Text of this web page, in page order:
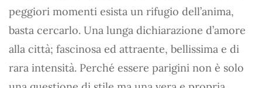
peggiori momenti esista un rifugio dell’anima,
basta cercarlo. Una lunga dichiarazione d’amore
alla città; fascinosa ed attraente, bellissima e di
rara intensità. Perché essere parigini non è solo